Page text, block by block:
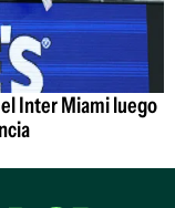
Inter Miami luego